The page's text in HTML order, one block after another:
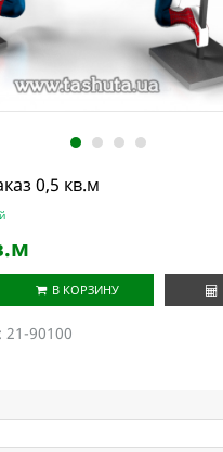
1 2 3 4
0,5 кв.м
В КОРЗИНУ
21-90100